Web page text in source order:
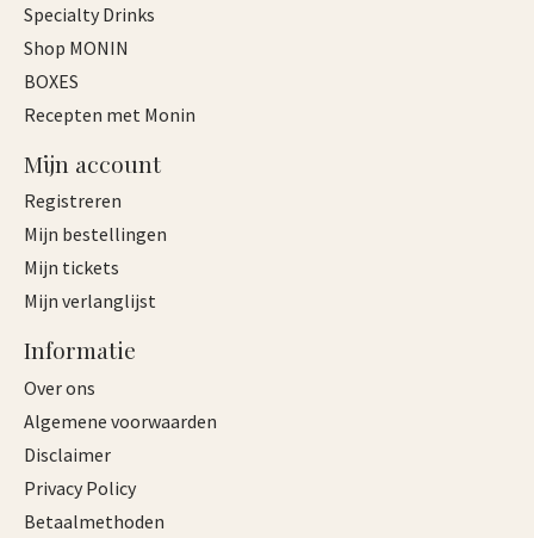
Specialty Drinks
Shop MONIN
BOXES
Recepten met Monin
Mijn account
Registreren
Mijn bestellingen
Mijn tickets
Mijn verlanglijst
Informatie
Over ons
Algemene voorwaarden
Disclaimer
Privacy Policy
Betaalmethoden